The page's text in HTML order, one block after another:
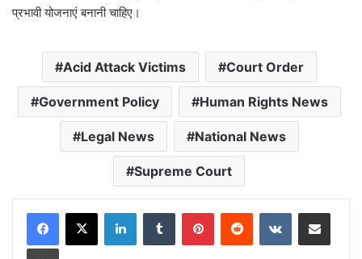
प्रभावी योजनाएं बनानी चाहिए।
Acid Attack Victims Court Order
Government Policy Human Rights News
Legal News National News
Supreme Court
LinkedInTumblr PinterestReddit VKontakteShare via Email
Print